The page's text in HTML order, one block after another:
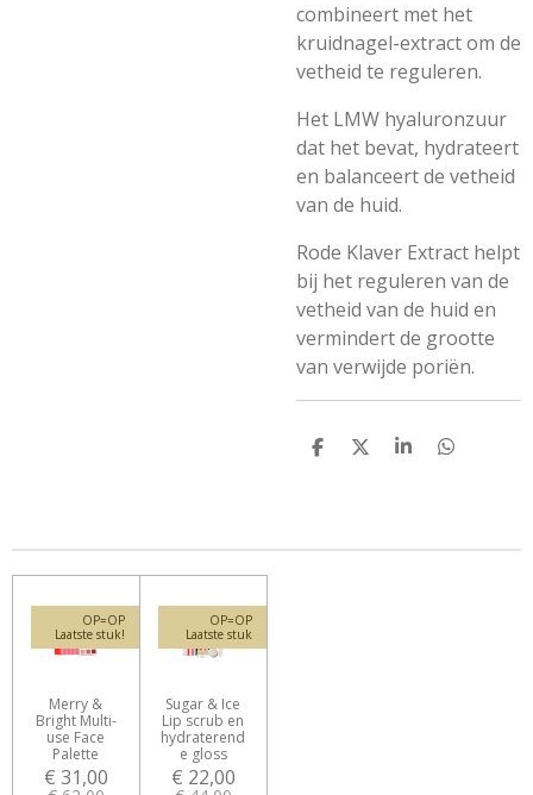
combineert met het
kruidnagel-extract om de
vetheid te reguleren.
Het LMW hyaluronzuur
dat het bevat, hydrateert
en balanceert de vetheid
van de huid.
Rode Klaver Extract helpt
bij het reguleren van de
vetheid van de huid en
vermindert de grootte
van verwijde poriën.
D
D
S
D
OP=OP
Laatste stuk!
Merry &
Bright Multi-
use Face
Palette
€ 31,00
OP=OP
Laatste stuk
Sugar & Ice
Lip scrub en
hydraterend
e gloss
€ 22,00